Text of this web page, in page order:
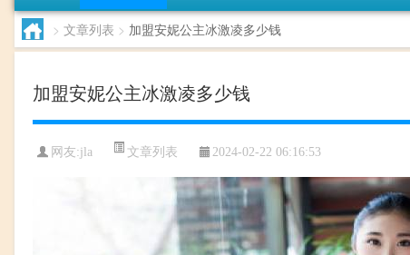
> 文章列表 > 加盟安妮公主冰激凌多少钱
加盟安妮公主冰激凌多少钱
网友:jla 文章列表 2024-02-22 06:16:53